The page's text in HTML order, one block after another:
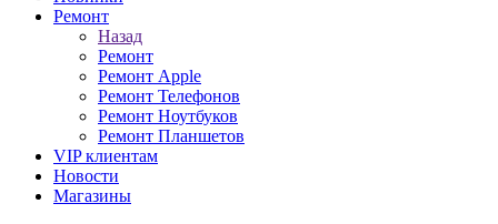
Ремонт
Назад
Ремонт
Ремонт Apple
Ремонт Телефонов
Ремонт Ноутбуков
Ремонт Планшетов
VIP клиентам
Новости
Магазины